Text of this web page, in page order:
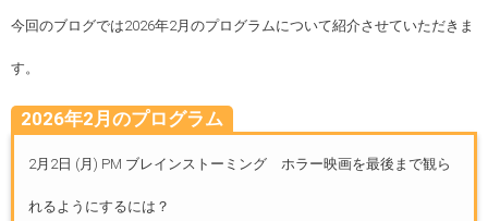
今回のブログでは2026年2月のプログラムについて紹介させていただきま
す。
2026年2月のプログラム
2月2日 (月) PM ブレインストーミング ホラー映画を最後まで観ら
れるようにするには？